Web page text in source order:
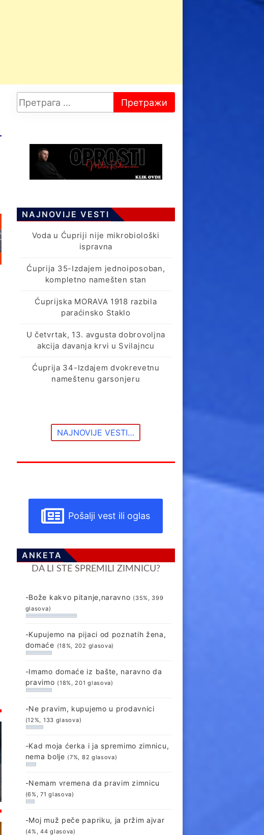
NAJNOVIJE VESTI
Voda u Ćupriji nije mikrobiološki
ispravna
Ćuprija 35-Izdajem jednoiposoban,
kompletno namešten stan
Ćuprijska MORAVA 1918 razbila
paraćinsko Staklo
U četvrtak, 13. avgusta dobrovoljna
akcija davanja krvi u Svilajncu
Ćuprija 34-Izdajem dvokrevetnu
nameštenu garsonjeru
NAJNOVIJE VESTI…
Pošalji vest ili oglas
ANKETA
DA LI STE SPREMILI ZIMNICU?
-Bože kakvo pitanje,naravno (35%, 399
glasova)
-Kupujemo na pijaci od poznatih žena,
domaće (18%, 202 glasova)
-Imamo domaće iz bašte, naravno da
pravimo (18%, 201 glasova)
-Ne pravim, kupujemo u prodavnici
(12%, 133 glasova)
-Kad moja ćerka i ja spremimo zimnicu,
nema bolje (7%, 82 glasova)
-Nemam vremena da pravim zimnicu
(6%, 71 glasova)
-Moj muž peče papriku, ja pržim ajvar
(4%, 44 glasova)